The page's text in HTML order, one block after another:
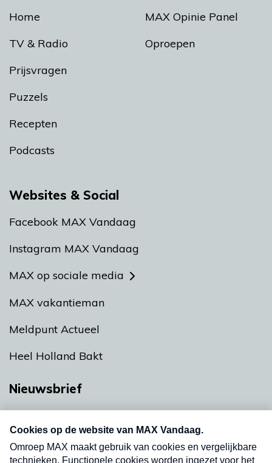
Home
TV & Radio
Prijsvragen
Puzzels
Recepten
Podcasts
MAX Opinie Panel
Oproepen
Websites & Social
Facebook MAX Vandaag
Instagram MAX Vandaag
MAX op sociale media
MAX vakantieman
Meldpunt Actueel
Heel Holland Bakt
Nieuwsbrief
nieuwsbrief. Elke vrijdag- en dinsdagochtend in
uw mailbox.